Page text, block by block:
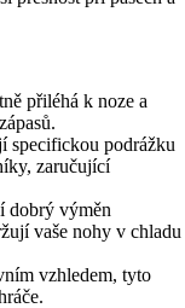
přiléhá k noze a
specifickou podrážku
zaručující
dobrý výměn
vaše nohy v chladu
vzhledem, tyto